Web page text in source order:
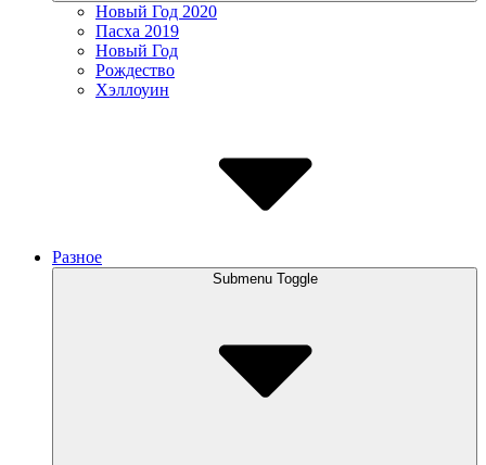
Новый Год 2020
Пасха 2019
Новый Год
Рождество
Хэллоуин
Разное
Submenu Toggle